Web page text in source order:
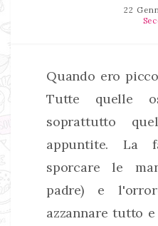
22
Quando ero
Tutte quelle
soprattutto
appuntite. La
sporcare le
padre) e
azzannare tutto